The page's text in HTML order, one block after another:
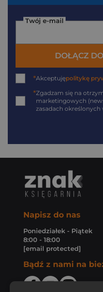
Twój e-mail
DOŁĄCZ
*Akceptujępolitykę
*Zgadzam się na
marketingowych
zasadach określonych
Napisz do nas
Poniedziałek - Piątek
8:00 - 18:00
[email protected]
Bądź z nami na